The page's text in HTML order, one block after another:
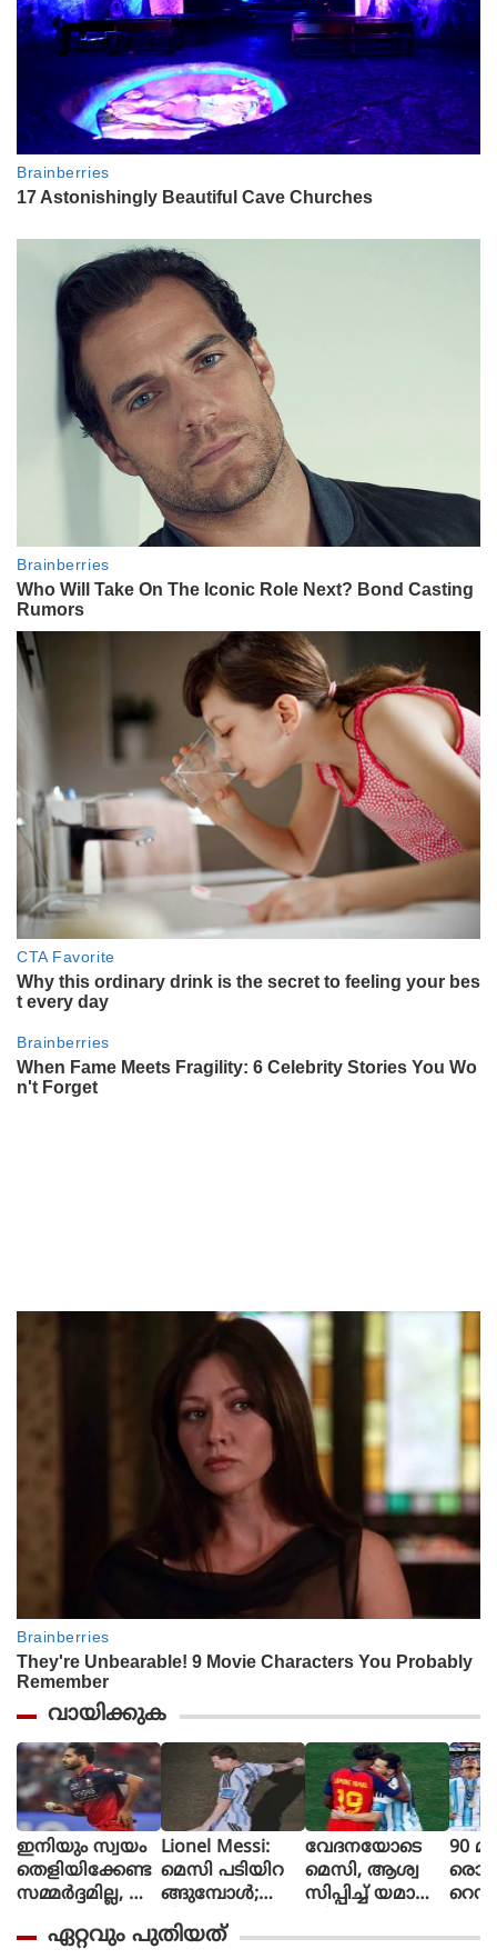
വായിക്കുക
ഇനിയും സ്വയം
തെളിയിക്കേണ്ട
സമ്മർദ്ദമില്ല, അ
ഭിച്ചാൽ സ
Lionel Messi:
മെസി പടിയിറ
ങ്ങുമ്പോൾ;
വീണ്ടും
സാക്ഷിയായി
വേദനയോടെ
മെസി, ആശ്വ
സിപ്പിച്ച് യമാൽ
90
രൊറ്റ
ളി
ഏറ്റവും പുതിയത്